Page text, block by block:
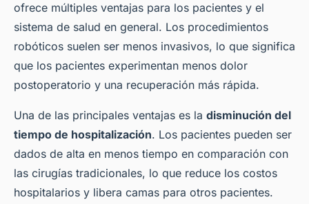
ofrece múltiples ventajas para los pacientes y el
sistema de salud en general. Los procedimientos
robóticos suelen ser menos invasivos, lo que significa
que los pacientes experimentan menos dolor
postoperatorio y una recuperación más rápida.
Una de las principales ventajas es la disminución del
tiempo de hospitalización. Los pacientes pueden ser
dados de alta en menos tiempo en comparación con
las cirugías tradicionales, lo que reduce los costos
hospitalarios y libera camas para otros pacientes.